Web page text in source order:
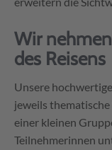
Wir
des Reisens
Unsere
jeweils
einer kleinen
Teilnehmerinnen